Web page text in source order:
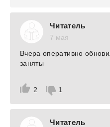
Читатель
7 мая
2 1
Вчера оперативно
заняты
Читатель